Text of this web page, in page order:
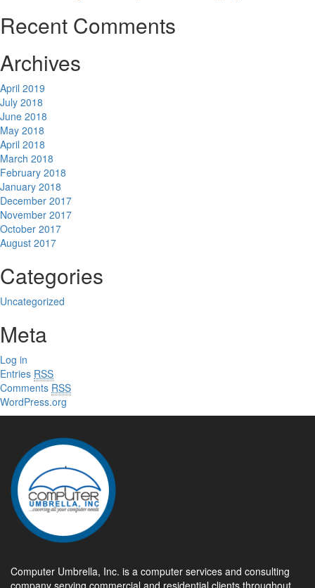
Recent Comments
Archives
April 2019
July 2018
June 2018
May 2018
April 2018
March 2018
February 2018
January 2018
December 2017
November 2017
October 2017
August 2017
Categories
Uncategorized
Meta
Log in
Entries RSS
Comments RSS
WordPress.org
Computer Umbrella, Inc. is a computer services and consulting
company serving commercial and residential clients throughout